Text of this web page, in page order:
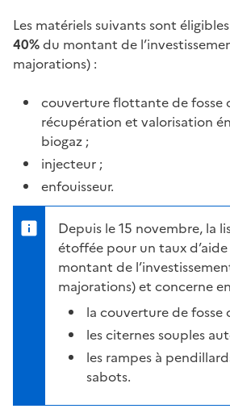
Les matériels suivants sont
40%du montant de
majorations) :
couverture flottante de fosse
récupération et valorisation
biogaz ;
injecteur ;
enfouisseur.
Depuis le 15 novembre, la
étoffée pour un taux
montant de
majorations) et concerne
la couverture de fosse
les citernes souples
les rampes à
sabots.